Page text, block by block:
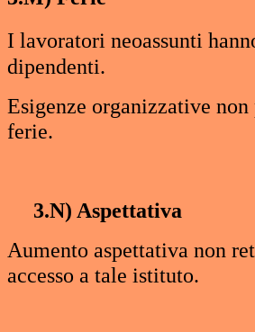
I lavoratori neoassunti
dipendenti.
Esigenze organizzative non
ferie.
3.N) Aspettativa
Aumento aspettativa non
accesso a tale istituto.